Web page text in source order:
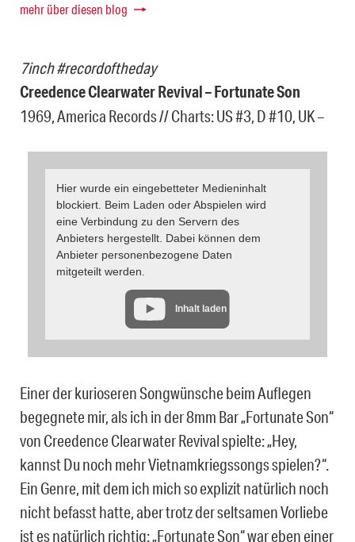
mehr über diesen blog
7inch #recordoftheday
Creedence Clearwater Revival – Fortunate Son
1969, America Records // Charts: US #3, D #10, UK –
Hier wurde ein eingebetteter Medieninhalt
blockiert. Beim Laden oder Abspielen wird
eine Verbindung zu den Servern des
Anbieters hergestellt. Dabei können dem
Anbieter personenbezogene Daten
mitgeteilt werden.
Inhalt laden
Einer der kurioseren Songwünsche beim Auflegen
begegnete mir, als ich in der 8mm Bar „Fortunate Son“
von Creedence Clearwater Revival spielte: „Hey,
kannst Du noch mehr Vietnamkriegssongs spielen?“.
Ein Genre, mit dem ich mich so explizit natürlich noch
nicht befasst hatte, aber trotz der seltsamen Vorliebe
ist es natürlich richtig: „Fortunate Son“ war eben einer